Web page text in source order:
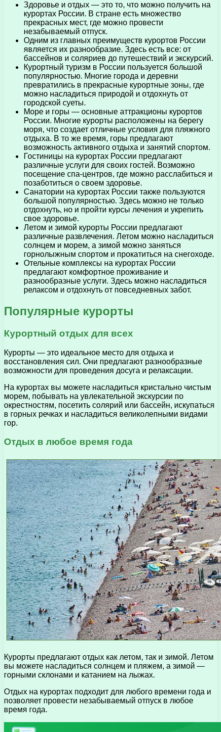
Здоровье и отдых — это то, что можно получить на
курортах России. В стране есть множество
прекрасных мест, где можно провести
незабываемый отпуск.
Одним из главных преимуществ курортов России
является их разнообразие. Здесь есть все: от
бассейнов и соляриев до путешествий и экскурсий.
Курортный туризм в России пользуется большой
популярностью. Многие города и деревни
превратились в прекрасные курортные зоны, где
можно насладиться природой и отдохнуть от
городской суеты.
Море и горы — основные аттракционы курортов
России. Многие курорты расположены на берегу
моря, что создает отличные условия для пляжного
отдыха. В то же время, горы предлагают
возможность активного отдыха и занятий спортом.
Гостиницы на курортах России предлагают
различные услуги для своих гостей. Возможно
посещение спа-центров, где можно расслабиться и
позаботиться о своем здоровье.
Санатории на курортах России также пользуются
большой популярностью. Здесь можно не только
отдохнуть, но и пройти курсы лечения и укрепить
свое здоровье.
Летом и зимой курорты России предлагают
различные развлечения. Летом можно насладиться
солнцем и морем, а зимой можно заняться
горнолыжным спортом и прокатиться на снегоходе.
Отельные комплексы на курортах России
предлагают комфортное проживание и
разнообразные услуги. Здесь можно насладиться
релаксом и отдохнуть от повседневных забот.
Популярные курорты
Курортный отдых для всех
Курорты — это идеальное место для отдыха и
восстановления сил. Они предлагают разнообразные
возможности для проведения досуга и релаксации.
На курортах вы можете насладиться кристально чистым
морем, побывать на увлекательной экскурсии по
окрестностям, посетить солярий или бассейн, искупаться
в горных речках и насладиться великолепными видами
гор.
Отдых в любое время года
Курорты предлагают отдых как летом, так и зимой. Летом
вы можете насладиться солнцем и пляжем, а зимой —
горными склонами и катанием на лыжах.
Отдых на курортах подходит для любого времени года и
позволяет провести незабываемый отпуск в любое
время года.